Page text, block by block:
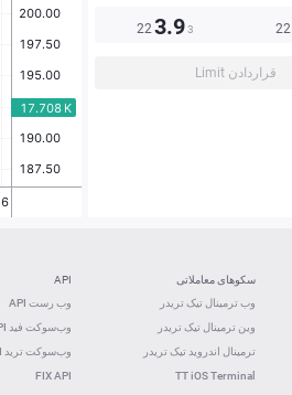
22
223.93
قراردادن Limit
سکوهای معاملاتی
وب ترمینال تیک تریدر
وین ترمینال تیک تریدر
ترمینال اندروید تیک تریدر
TT iOS Terminal
API
وب رست API
وب‌سوکت فید ‌API
وب‌سوکت ترید ‌API
FIX API